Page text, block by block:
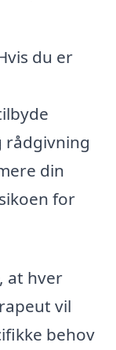
du er
din
for
at hver
vil
behov